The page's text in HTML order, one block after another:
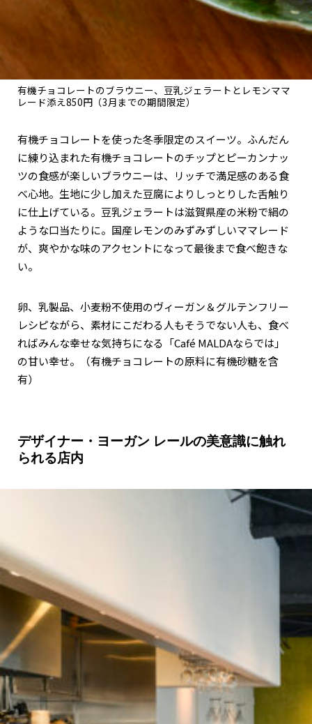
有機チョコレートのブラウニー、豆乳ジェラートとレモンママ
レード添え850円（3月までの期間限定）
有機チョコレートを使った冬季限定のスイーツ。ふんだん
に練り込まれた有機チョコレートのチップとピーカンナッ
ツの食感が楽しいブラウニーは、リッチで満足感のある食
べ心地。生地に少し加えた豆腐によりしっとりした舌触り
に仕上げている。豆乳ジェラートは滋賀県産の米粉で絹の
ような口当たりに。国産レモンのみずみずしいママレード
が、爽やかな味のアクセントになって最後まで食べ飽きな
い。
卵、乳製品、小麦粉不使用のヴィーガン＆グルテンフリー
レシピながら、素材にこだわる人もそうでない人も、食べ
ればみんな幸せな気持ちになる「Café MALDAならでは」
の甘い幸せ。（有機チョコレートの原料に有機砂糖を含
有）
デザイナー・ヨーガン レールの美意識に触れ
られる店内